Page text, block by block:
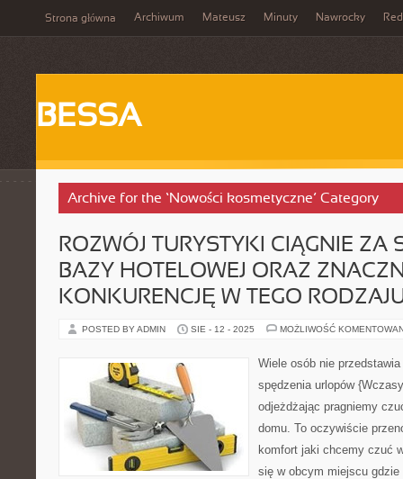
Strona główna Archiwum Mateusz Minuty Nawrocky
BESSA
Archive for the ‘Nowości kosmetyczne’ Category
ROZWÓJ TURYSTYKI CIĄGNIE ZA
BAZY HOTELOWEJ ORAZ
KONKURENCJĘ W TEGO
POSTED BY ADMIN SIE - 12 - 2025 MOŻLIWOŚĆ
Wiele osób nie
spędzenia urlopów
odjeżdżając pragniemy
domu. To oczywiście
komfort jaki chcemy czuć
się w obcym miejscu